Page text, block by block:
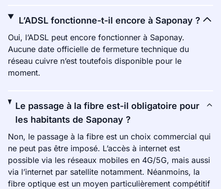
L’ADSL fonctionne-t-il encore à Saponay ?
Oui, l’ADSL peut encore fonctionner à Saponay.
Aucune date officielle de fermeture technique du
réseau cuivre n’est toutefois disponible pour le
moment.
Le passage à la fibre est-il obligatoire pour
les habitants de Saponay ?
Non, le passage à la fibre est un choix commercial qui
ne peut pas être imposé. L’accès à internet est
possible via les réseaux mobiles en 4G/5G, mais aussi
via l’internet par satellite notamment. Néanmoins, la
fibre optique est un moyen particulièrement compétitif